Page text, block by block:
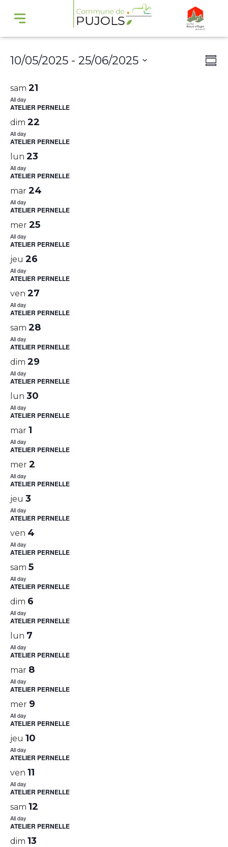
10/05/2025 - 25/06/2025
date.
sam 21
All day
ATELIER PERNELLE
dim 22
All day
ATELIER PERNELLE
lun 23
All day
ATELIER PERNELLE
mar 24
All day
ATELIER PERNELLE
mer 25
All day
ATELIER PERNELLE
jeu 26
All day
ATELIER PERNELLE
ven 27
All day
ATELIER PERNELLE
sam 28
All day
ATELIER PERNELLE
dim 29
All day
ATELIER PERNELLE
lun 30
All day
ATELIER PERNELLE
mar 1
All day
ATELIER PERNELLE
mer 2
All day
ATELIER PERNELLE
jeu 3
All day
ATELIER PERNELLE
ven 4
All day
ATELIER PERNELLE
sam 5
All day
ATELIER PERNELLE
dim 6
All day
ATELIER PERNELLE
lun 7
All day
ATELIER PERNELLE
mar 8
All day
ATELIER PERNELLE
mer 9
All day
ATELIER PERNELLE
jeu 10
All day
ATELIER PERNELLE
ven 11
All day
ATELIER PERNELLE
sam 12
All day
ATELIER PERNELLE
dim 13